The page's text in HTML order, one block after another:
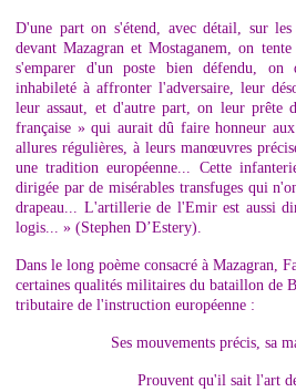
D'une part on s'étend, avec détail, sur les
devant Mazagran et Mostaganem, on
s'emparer d'un poste bien défendu, on
inhabileté à affronter l'adversaire, leur
leur assaut, et d'autre part, on leur prête
française » qui aurait dû faire honneur
allures régulières, à leurs manœuvres
une tradition européenne... Cette
dirigée par de misérables transfuges qui
drapeau... L'artillerie de l'Emir est aussi
logis... » (Stephen D’Estery).
Dans le long poème consacré à Mazagran,
certaines qualités militaires du bataillon de
tributaire de l'instruction européenne :
Ses mouvements précis, sa
Prouvent qu'il sait l'art